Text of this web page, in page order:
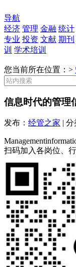
导航
经济 管理 金融 统计
专业 投资 文献 期刊
训 学术培训
您当前所在位置：>
信息时代的管理
发布： 经管之家 | 分
扫码加入各岗位、